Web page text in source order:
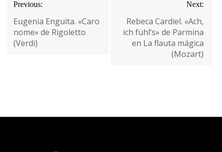
de
entradas
Previous:
Eugenia Enguita. «Caro
nome» de Rigoletto
(Verdi)
Next:
Rebeca Cardiel. «Ach,
ich fühl’s» de Parmina
en La flauta mágica
(Mozart)